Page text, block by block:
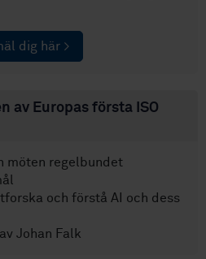
dig här >
av Europas första ISO
möten regelbundet
och förstå AI och dess
Johan Falk